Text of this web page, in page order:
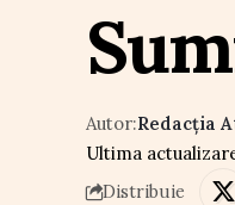
Ultima
Autor:Redacția
Distribuie